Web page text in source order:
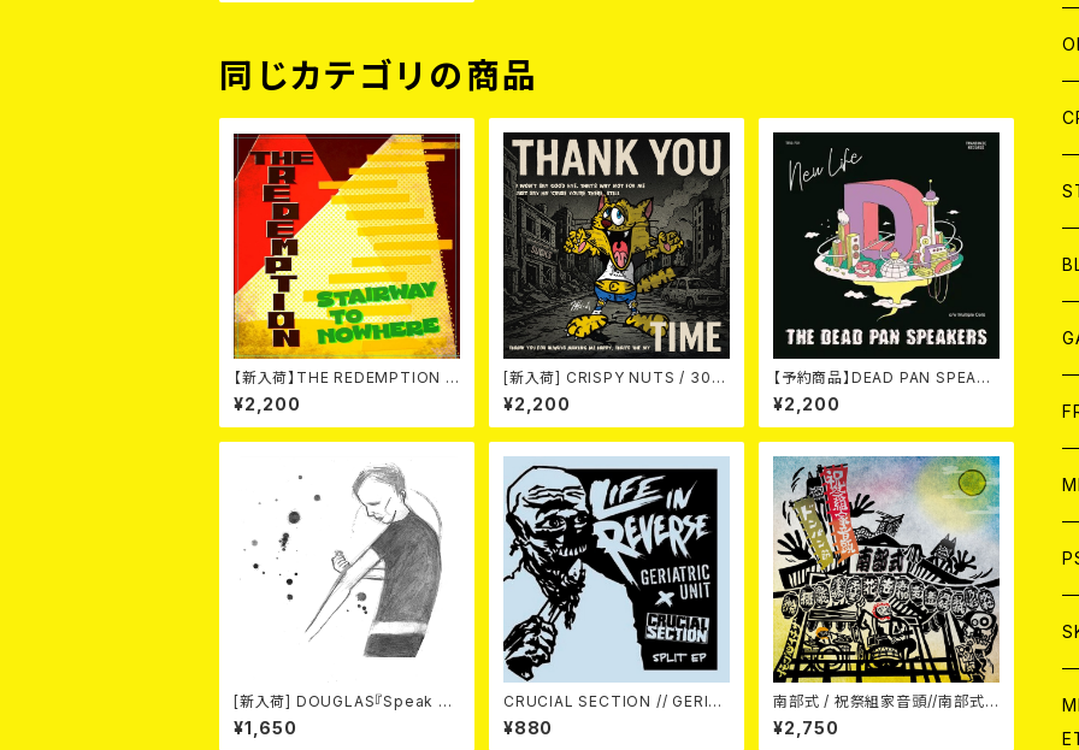
同じカテゴリの商品
【新入荷】THE REDEMPTION /
STAIRWAY TO NOWHERE/RE
D ROSE (7")
¥2,200
[新入荷] CRISPY NUTS / 30th
Anniversary Vol.1 (7"EP)
¥2,200
【予約商品】DEAD PAN SPEAKE
RS / New Life (7") 【7月8日発
売】
¥2,200
[新入荷] DOUGLAS『Speak O
ut Face』 (7"EP)
¥1,650
CRUCIAL SECTION // GERIAT
RIC UNIT / Life In Reverse
¥880
南部式 / 祝祭組家音頭//南部式ド
ンパン節 7EP
¥2,750
CD
CD
CD